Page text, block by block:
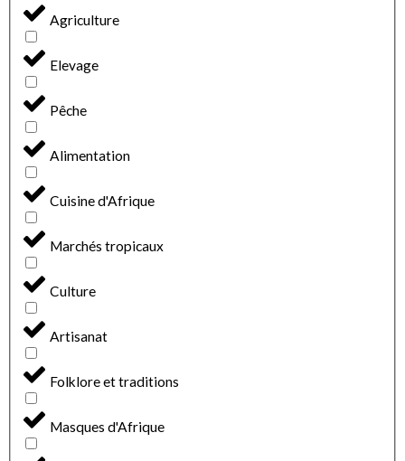
Agriculture
Elevage
Pêche
Alimentation
Cuisine d'Afrique
Marchés tropicaux
Culture
Artisanat
Folklore et traditions
Masques d'Afrique